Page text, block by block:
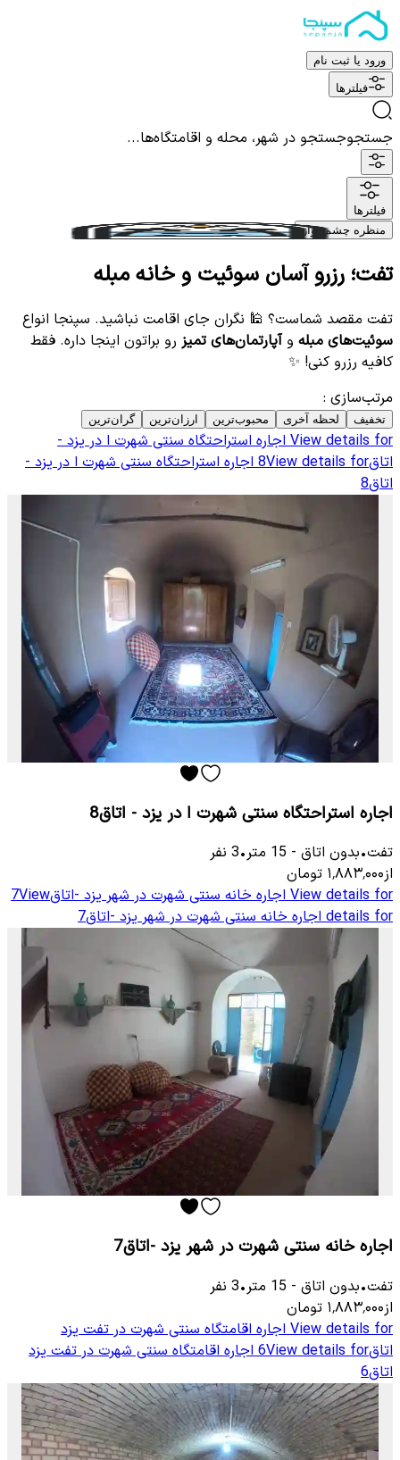
ورود یا ثبت نام
فیلترها
جستجوجستجو در شهر، محله و اقامتگاه‌ها...
فیلترها
منظره چشم نواز
تفت؛ رزرو آسان سوئیت و خانه مبله
تفت مقصد شماست؟ 🕌 نگران جای اقامت نباشید. سپنجا انواع
سوئیت‌های مبله وآپارتمان‌های تمیز رو براتون اینجا داره. فقط
کافیه رزرو کنی! ✨
مرتب‌سازی :
تخفیف لحظه آخری محبوب‌ترین ارزان‌ترین گران‌ترین
View details for اجاره استراحتگاه سنتی شهرت ا در یزد -
اتاق8View details for اجاره استراحتگاه سنتی شهرت ا در یزد -
اتاق8
اجاره استراحتگاه سنتی شهرت ا در یزد - اتاق8
تفت•بدون اتاق -
15 متر•
3 نفر
از۱٬۸۸۳٬۰۰۰ تومان
View details for اجاره خانه سنتی شهرت در شهر یزد -اتاق7View
details for اجاره خانه سنتی شهرت در شهر یزد -اتاق7
اجاره خانه سنتی شهرت در شهر یزد -اتاق7
تفت•بدون اتاق -
15 متر•
3 نفر
از۱٬۸۸۳٬۰۰۰ تومان
View details for اجاره اقامتگاه سنتی شهرت در تفت یزد
اتاق6View details for اجاره اقامتگاه سنتی شهرت در تفت یزد
اتاق6